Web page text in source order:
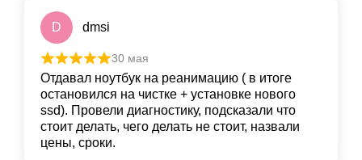
D dmsi
30 мая
Отдавал ноутбук на реанимацию ( в итоге
остановился на чистке + установке нового
ssd). Провели диагностику, подсказали что
стоит делать, чего делать не стоит, назвали
цены, сроки.